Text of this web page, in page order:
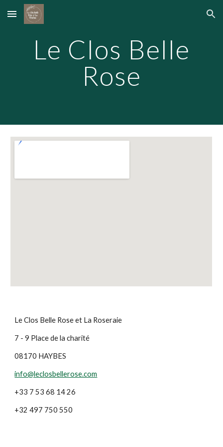
Skip to main content Skip to navigation
Le Clos Belle
Rose
Le Clos Belle Rose et La Roseraie
7 - 9 Place de la charité
08170 HAYBES
info@leclosbellerose.com
+33 7 53 68 14 26
+32 497 750 550